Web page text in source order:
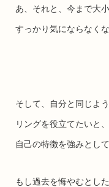
あ、それと、今まで大
すっかり気にならなく
そして、自分と同じよ
リングを役立てたいと
自己の特徴を強みとし
もし過去を悔やむとし